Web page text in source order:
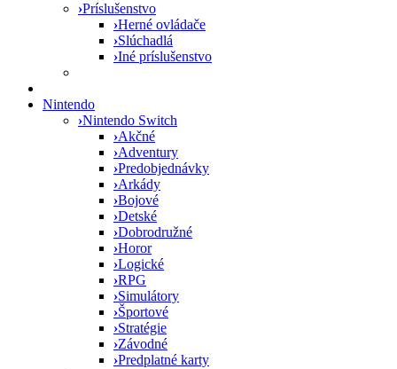
›Príslušenstvo
›Herné ovládače
›Slúchadlá
›Iné príslušenstvo
Nintendo
›Nintendo Switch
›Akčné
›Adventury
›Predobjednávky
›Arkády
›Bojové
›Detské
›Dobrodružné
›Horor
›Logické
›RPG
›Simulátory
›Športové
›Stratégie
›Závodné
›Predplatné karty